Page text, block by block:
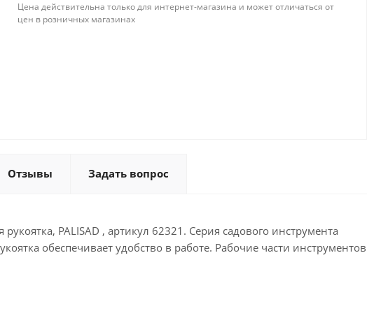
Цена действительна только для интернет-магазина и может отличаться от
цен в розничных магазинах
Отзывы Задать вопрос
PALISAD , артикул 62321. Серия садового инструмента
обеспечивает удобство в работе. Рабочие части инструментов